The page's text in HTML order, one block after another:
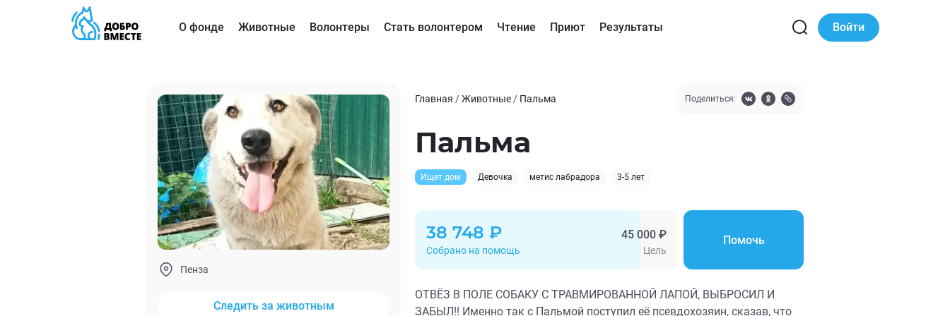
О фонде Животные Волонтеры Стать волонтером Чтение Приют Результаты Войти
Пенза
Следить за животным
Главная /Животные / Пальма Поделиться:
Пальма
Ищет дом Девочка метис лабрадора 3-5 лет
38 748 ₽ 45 000 ₽
Собрано на помощь Цель
Помочь
ОТВЁЗ В ПОЛЕ СОБАКУ С ТРАВМИРОВАННОЙ ЛАПОЙ, ВЫБРОСИЛ И
ЗАБЫЛ!! Именно так с Пальмой поступил её псевдохозяин, сказав, что